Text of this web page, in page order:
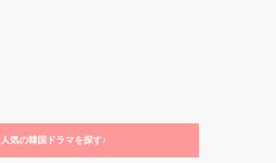
人気の韓国ドラマを探す♪